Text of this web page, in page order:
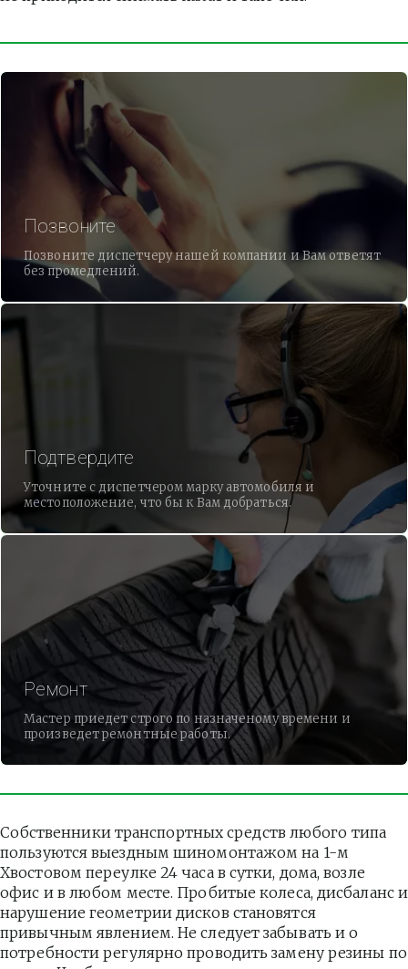
Позвоните
Позвоните диспетчеру нашей компании и Вам ответят
без промедлений.
Подтвердите
Уточните с диспетчером марку автомобиля и
местоположение, что бы к Вам добраться.
Ремонт
Мастер приедет строго по назначеному времени и
произведет ремонтные работы.
Собственники транспортных средств любого типа
пользуются выездным шиномонтажом на 1-м
Хвостовом переулке 24 часа в сутки, дома, возле
офис и в любом месте. Пробитые колеса, дисбаланс и
нарушение геометрии дисков становятся
привычным явлением. Не следует забывать и о
потребности регулярно проводить замену резины по